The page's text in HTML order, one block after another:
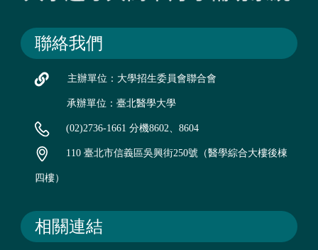
聯絡我們
主辦單位：大學招生委員會聯合會
承辦單位：臺北醫學大學
(02)2736-1661 分機8602、8604
110 臺北市信義區吳興街250號（醫學綜合大樓後棟
四樓）
相關連結